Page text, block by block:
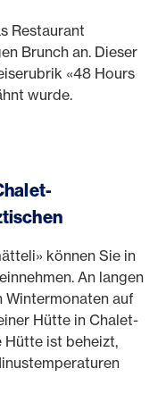
Restaurant
Brunch an. Dieser
«48 Hours
wurde.
können Sie in
An langen
Wintermonaten auf
Hütte in Chalet-
Hütte ist beheizt,